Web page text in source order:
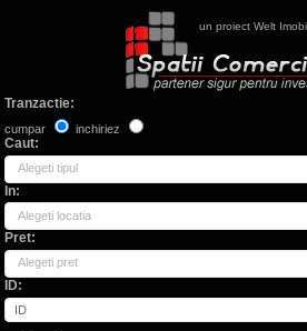
un proiect Welt
Tranzactie:
cumpar inchiriez
Caut:
Alegeti tipul
In:
Alegeti locatia
Pret:
Alegeti pret
ID: